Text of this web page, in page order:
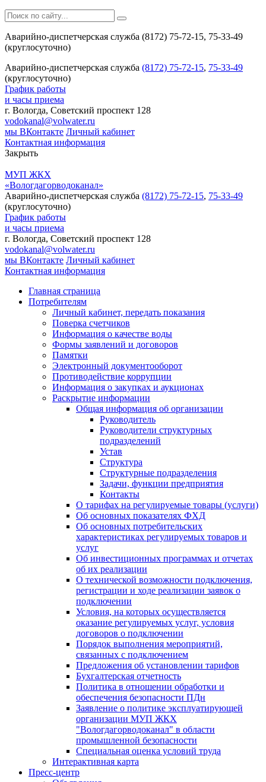
Аварийно-диспетчерская служба (8172) 75-72-15, 75-33-49
(круглосуточно)
Аварийно-диспетчерская служба (8172) 75-72-15, 75-33-49
(круглосуточно)
График работы
и часы приема
г. Вологда, Советский проспект 128
vodokanal@volwater.ru
мы ВКонтакте Личный кабинет
Контактная информация
Закрыть
МУП ЖКХ
«Вологдагорводоканал»
Аварийно-диспетчерская служба (8172) 75-72-15, 75-33-49
(круглосуточно)
График работы
и часы приема
г. Вологда, Советский проспект 128
vodokanal@volwater.ru
мы ВКонтакте Личный кабинет
Контактная информация
Главная страница
Потребителям
Личный кабинет, передать показания
Поверка счетчиков
Информация о качестве воды
Формы заявлений и договоров
Памятки
Электронный документооборот
Противодействие коррупции
Информация о закупках и аукционах
Раскрытие информации
Общая информация об организации
Руководитель
Руководители структурных
подразделений
Устав
Структура
Структурные подразделения
Задачи, функции предприятия
Контакты
О тарифах на регулируемые товары (услуги)
Об основных показателях ФХД
Об основных потребительских
характеристиках регулируемых товаров и
услуг
Об инвестиционных программах и отчетах
об их реализации
О технической возможности подключения,
регистрации и ходе реализации заявок о
подключении
Условия, на которых осуществляется
оказание регулируемых услуг, условия
договоров о подключении
Порядок выполнения мероприятий,
связанных с подключением
Предложения об установлении тарифов
Бухгалтерская отчетность
Политика в отношении обработки и
обеспечения безопасности ПДн
Заявление о политике эксплуатирующей
организации МУП ЖКХ
"Вологдагорводоканал" в области
промышленной безопасности
Специальная оценка условий труда
Интерактивная карта
Пресс-центр